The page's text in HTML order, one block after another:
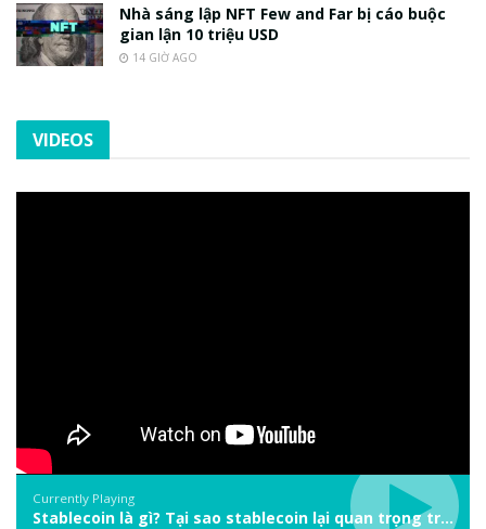
Nhà sáng lập NFT Few and Far bị cáo buộc
gian lận 10 triệu USD
14 GIỜ AGO
VIDEOS
Currently Playing
Stablecoin là gì? Tại sao stablecoin lại quan trọng trong thị trường crypto? | Phổ cập Blockchain